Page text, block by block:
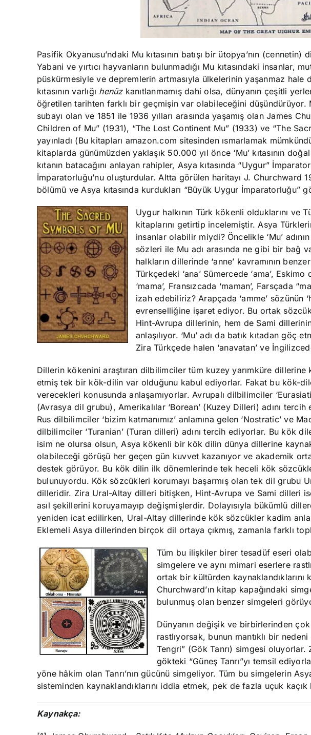
Pasifik Okyanusu’ndaki Mu kıtasının batışı bir ütopya’nın
Yabani ve yırtıcı hayvanların bulunmadığı Mu kıtasındaki insanlar,
püskürmesiyle ve depremlerin artmasıyla ülkelerinin yaşanmaz hale
kıtasının varlığı henüzkanıtlanmamış dahi olsa, dünyanın çeşitli
öğretilen tarihten farklı bir geçmişin var olabileceğini düşündürüyor.
subayı olan ve 1851 ile 1936 yılları arasında yaşamış olan James
Children of Mu” (1931), “The Lost Continent Mu” (1933) ve “The
yayınladı (Bu kitapları amazon.com sitesinden ısmarlamak
kitaplarda günümüzden yaklaşık 50.000 yıl önce ‘Mu’ kıtasının
kıtanın batacağını anlayan rahipler, Asya kıtasında “Uygur”
İmparatorluğu’nu oluşturdular. Altta görülen haritayı J. Churchward
bölümü ve Asya kıtasında kurdukları “Büyük Uygur İmparatorluğu”
Uygur halkının Türk kökenli olduklarını ve
kitaplarını getirtip incelemiştir. Asya
insanlar olabilir miydi? Öncelikle ‘Mu’
sözleri ile Mu adı arasında ne gibi bir bağ
halkların dillerinde ‘anne’ kavramının
Türkçedeki ‘ana’ Sümercede ‘ama’,
‘mama’, Fransızcada ‘maman’, Farsçada
izah edebiliriz? Arapçada ‘amme’ sözünün
evrenselliğine işaret ediyor. Bu ortak
Hint-Avrupa dillerinin, hem de Sami
anlaşılıyor. ‘Mu’ adı da batık kıtadan göç
Zira Türkçede halen ‘anavatan’ ve
Dillerin kökenini araştıran dilbilimciler tüm kuzey yarımküre dillerine
etmiş tek bir kök-dilin var olduğunu kabul ediyorlar. Fakat bu kök-
verecekleri konusunda anlaşamıyorlar. Avrupalı dilbilimciler
(Avrasya dil grubu), Amerikalılar ‘Borean’ (Kuzey Dilleri) adını tercih
Rus dilbilimciler ‘bizim katmanımız’ anlamına gelen ‘Nostratic’ ve
dilbilimciler ‘Turanian’ (Turan dilleri) adını tercih ediyorlar. Bu kök
isim ne olursa olsun, Asya kökenli bir kök dilin dünya dillerine
olabileceği görüşü her geçen gün kuvvet kazanıyor ve akademik
destek görüyor. Bu kök dilin ilk dönemlerinde tek heceli kök
bulunuyordu. Kök sözcükleri korumayı başarmış olan tek dil grubu
dilleridir. Zira Ural-Altay dilleri bitişken, Hint-Avrupa ve Sami dilleri
asıl şekillerini koruyamayıp değişmişlerdir. Dolayısıyla bükümlü
yeniden icat edilirken, Ural-Altay dillerinde kök sözcükler kadim
Eklemeli Asya dillerinden birçok dil ortaya çıkmış, zamanla farklı
Tüm bu ilişkiler birer tesadüf eseri
simgelere ve aynı mimari eserlere
ortak bir kültürden
Churchward’ın kitap kapağındaki
bulunmuş olan benzer simgeleri
Dünyanın değişik ve birbirlerinden
rastlıyorsak, bunun mantıklı bir
Tengri” (Gök Tanrı) simgesi
gökteki “Güneş Tanrı”yı temsil
yöne hâkim olan Tanrı’nın gücünü simgeliyor. Tüm bu simgelerin
sisteminden kaynaklandıklarını iddia etmek, pek de fazla uçuk
Kaynakça: